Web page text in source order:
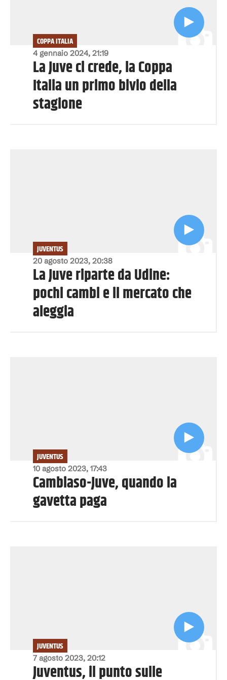
4 gennaio 2024, 21:19
COPPA ITALIA
La Juve ci crede, la Coppa
Italia un primo bivio della
stagione
20 agosto 2023, 20:38
JUVENTUS
La Juve riparte da Udine:
pochi cambi e il mercato che
aleggia
10 agosto 2023, 17:43
JUVENTUS
Cambiaso-Juve, quando la
gavetta paga
7 agosto 2023, 20:12
JUVENTUS
Juventus, il punto sulle